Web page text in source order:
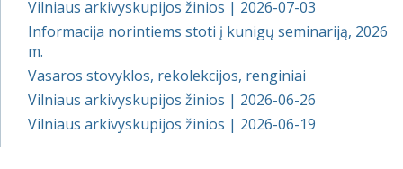
Vilniaus arkivyskupijos žinios | 2026-07-03
Informacija norintiems stoti į kunigų seminariją, 2026
m.
Vasaros stovyklos, rekolekcijos, renginiai
Vilniaus arkivyskupijos žinios | 2026-06-26
Vilniaus arkivyskupijos žinios | 2026-06-19